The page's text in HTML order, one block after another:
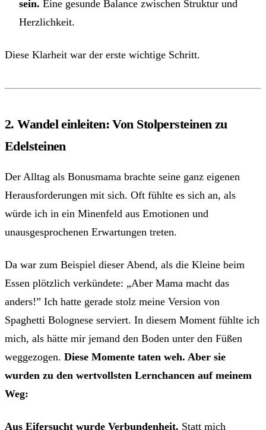
sein. Eine gesunde Balance zwischen Struktur und
Herzlichkeit.
Diese Klarheit war der erste wichtige Schritt.
2. Wandel einleiten: Von Stolpersteinen zu
Edelsteinen
Der Alltag als Bonusmama brachte seine ganz eigenen
Herausforderungen mit sich. Oft fühlte es sich an, als
würde ich in ein Minenfeld aus Emotionen und
unausgesprochenen Erwartungen treten.
Da war zum Beispiel dieser Abend, als die Kleine beim
Essen plötzlich verkündete: „Aber Mama macht das
anders!” Ich hatte gerade stolz meine Version von
Spaghetti Bolognese serviert. In diesem Moment fühlte ich
mich, als hätte mir jemand den Boden unter den Füßen
weggezogen. Diese Momente taten weh. Aber sie
wurden zu den wertvollsten Lernchancen auf meinem
Weg:
Aus Eifersucht wurde Verbundenheit. Statt mich